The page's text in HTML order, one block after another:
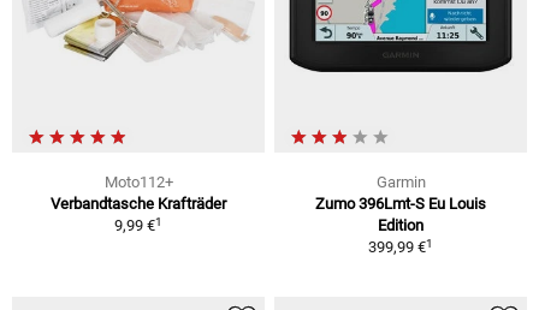
Moto112+
Verbandtasche Krafträder
9,99 €1
Garmin
Zumo 396Lmt-S Eu Louis
Edition
399,99 €1